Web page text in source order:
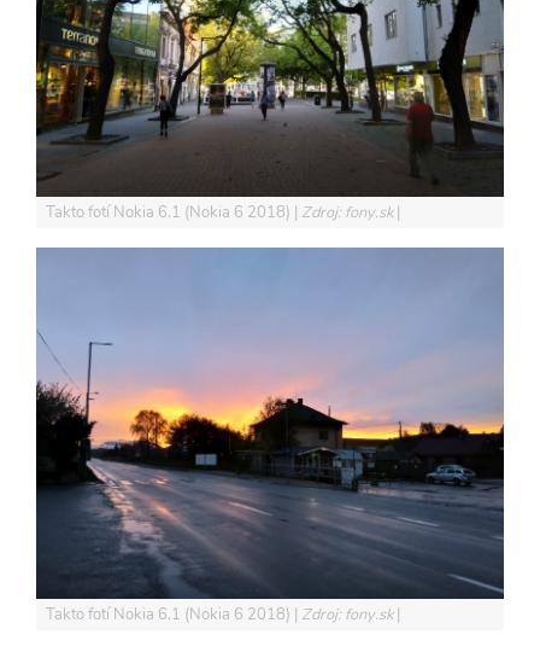
Takto fotí Nokia 6.1 (Nokia 6 2018) Zdroj: fony.sk
Takto fotí Nokia 6.1 (Nokia 6 2018) Zdroj: fony.sk